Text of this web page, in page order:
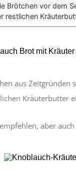
Brötchen vor dem
restlichen
aus
Kräuterbutter
aber